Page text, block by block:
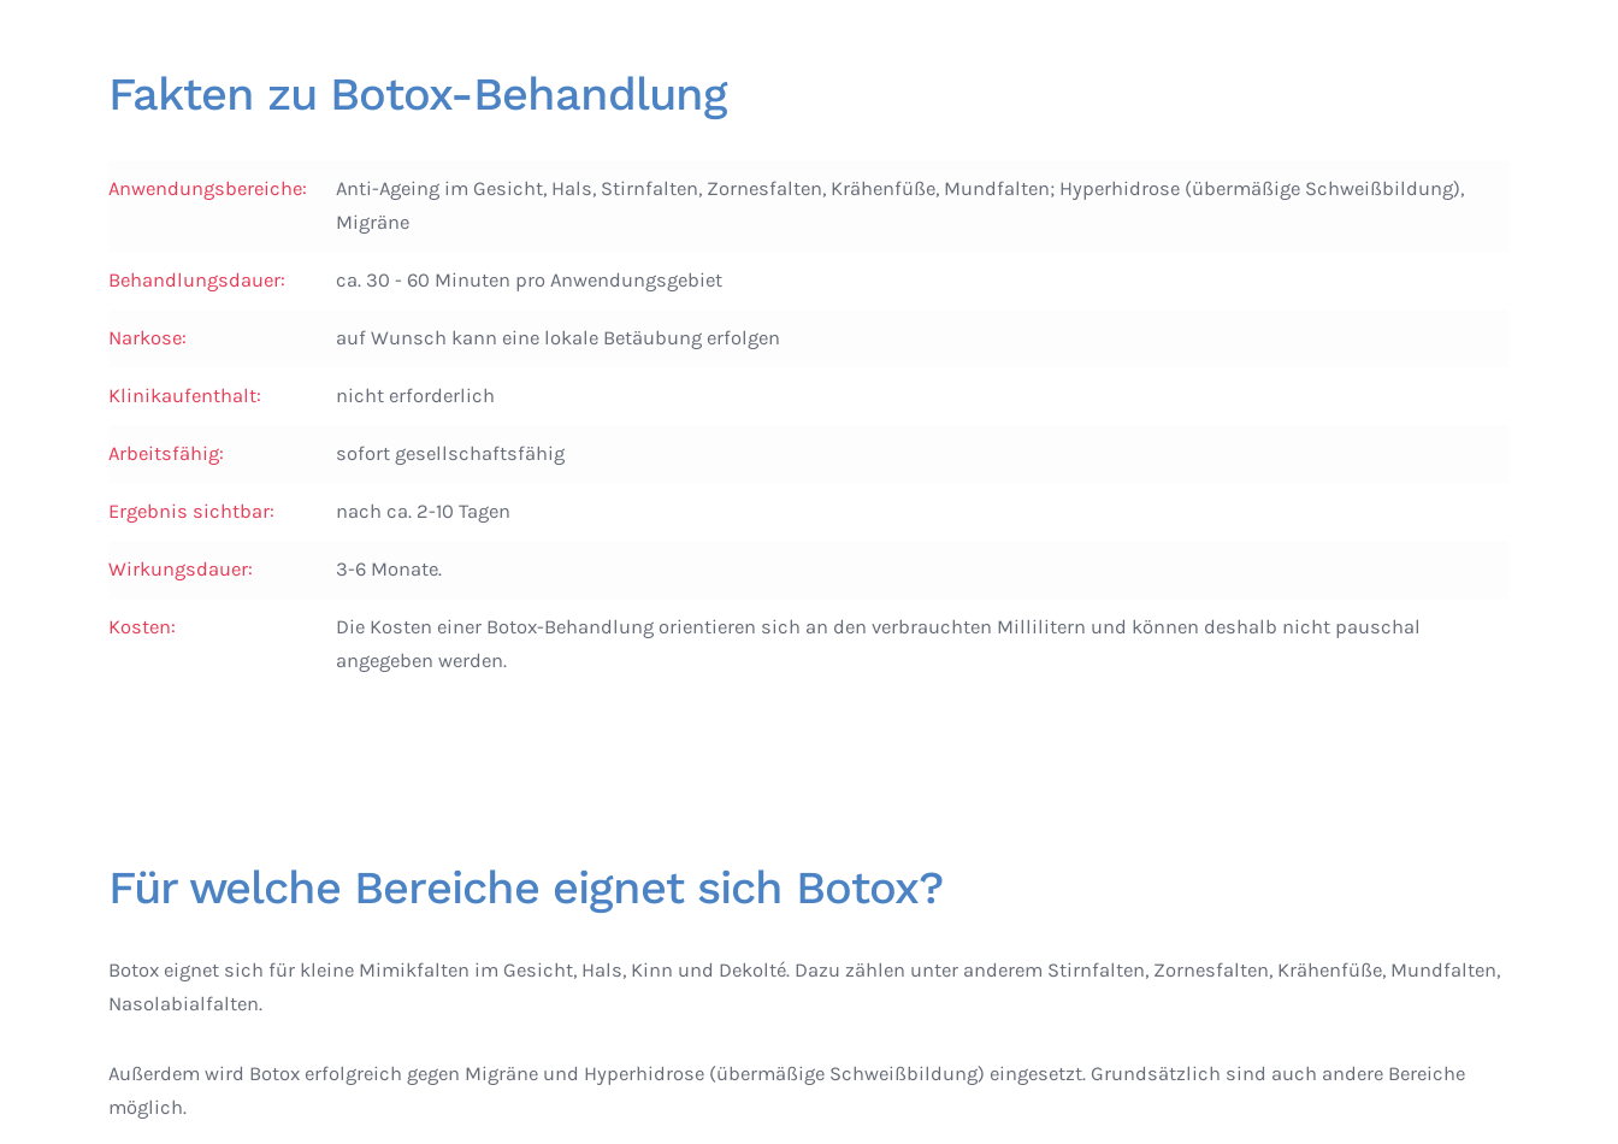
Fakten zu Botox-Behandlung
Anwendungsbereiche:
Anti-Ageing im Gesicht, Hals, Stirnfalten, Zornesfalten, Krähenfüße, Mundfalten; Hyperhidrose (übermäßige Schweißbildung),
Migräne
Behandlungsdauer: ca. 30 - 60 Minuten pro Anwendungsgebiet
Narkose: auf Wunsch kann eine lokale Betäubung erfolgen
Klinikaufenthalt: nicht erforderlich
Arbeitsfähig: sofort gesellschaftsfähig
Ergebnis sichtbar: nach ca. 2-10 Tagen
Wirkungsdauer: 3-6 Monate.
Kosten:
Die Kosten einer Botox-Behandlung orientieren sich an den verbrauchten Millilitern und können deshalb nicht pauschal
angegeben werden.
Für welche Bereiche eignet sich Botox?
Botox eignet sich für kleine Mimikfalten im Gesicht, Hals, Kinn und Dekolté. Dazu zählen unter anderem Stirnfalten, Zornesfalten, Krähenfüße, Mundfalten,
Nasolabialfalten.
Außerdem wird Botox erfolgreich gegen Migräne und Hyperhidrose (übermäßige Schweißbildung) eingesetzt. Grundsätzlich sind auch andere Bereiche
möglich.